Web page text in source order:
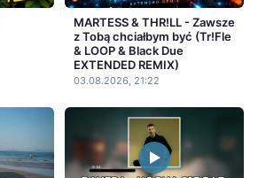
MARTESS & THR!LL - Zawsze
z Tobą chciałbym być (Tr!Fle
& LOOP & Black Due
EXTENDED REMIX)
03.08.2026, 21:22